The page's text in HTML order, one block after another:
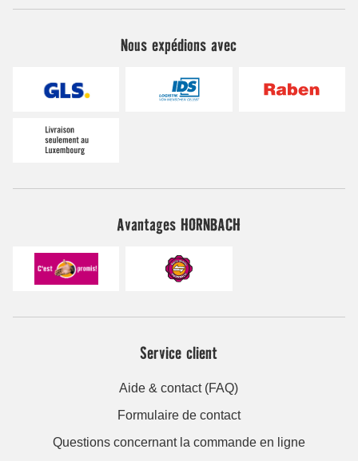
Nous expédions avec
Avantages HORNBACH
Service client
Aide & contact (FAQ)
Formulaire de contact
Questions concernant la commande en ligne